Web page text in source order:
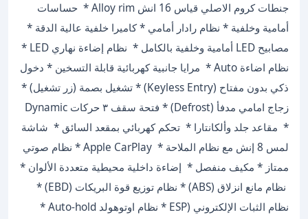
جنطات كروم الاصلي قياس 16 انش Alloy rim * ⁠ حساسات
أمامية وخلفية * ⁠نظام رادار أمامي * ⁠كاميرا خلفية عالية الدقة * ⁠
مصابيح LED أمامية وخلفية بالكامل * ⁠ نظام إضاءة نهاري LED *
نظام اضاءة Auto⁠ * ⁠ مرايا جانبية كهربائية قابلة التسخين * ⁠دخول
ذكي بدون مفتاح (Keyless Entry) * ⁠تشغيل بصمة (زر تشغيل) *
⁠زجاج امامي مدفأ (Defrost) * ⁠فتحة سقف ٣ حركات Dynamic
* ⁠ مقاعد جلد وألكانتارا * ⁠ تحكم كهربائي بمقعد السائق * ⁠ شاشة
لمس 8 إنش مع نظام الملاحة * ⁠ Apple CarPlay * ⁠نظام صوتي
ممتاز * ⁠مكيف منفصل * ⁠ إضاءة داخلية محيطية متعددة الألوان *
⁠ نظام مانع انزلاق (ABS) * ⁠نظام توزيع قوة البريكات (EBD) * ⁠
نظام الثبات الإلكتروني (ESP * ⁠نظام اوتوهولد Auto-hold *